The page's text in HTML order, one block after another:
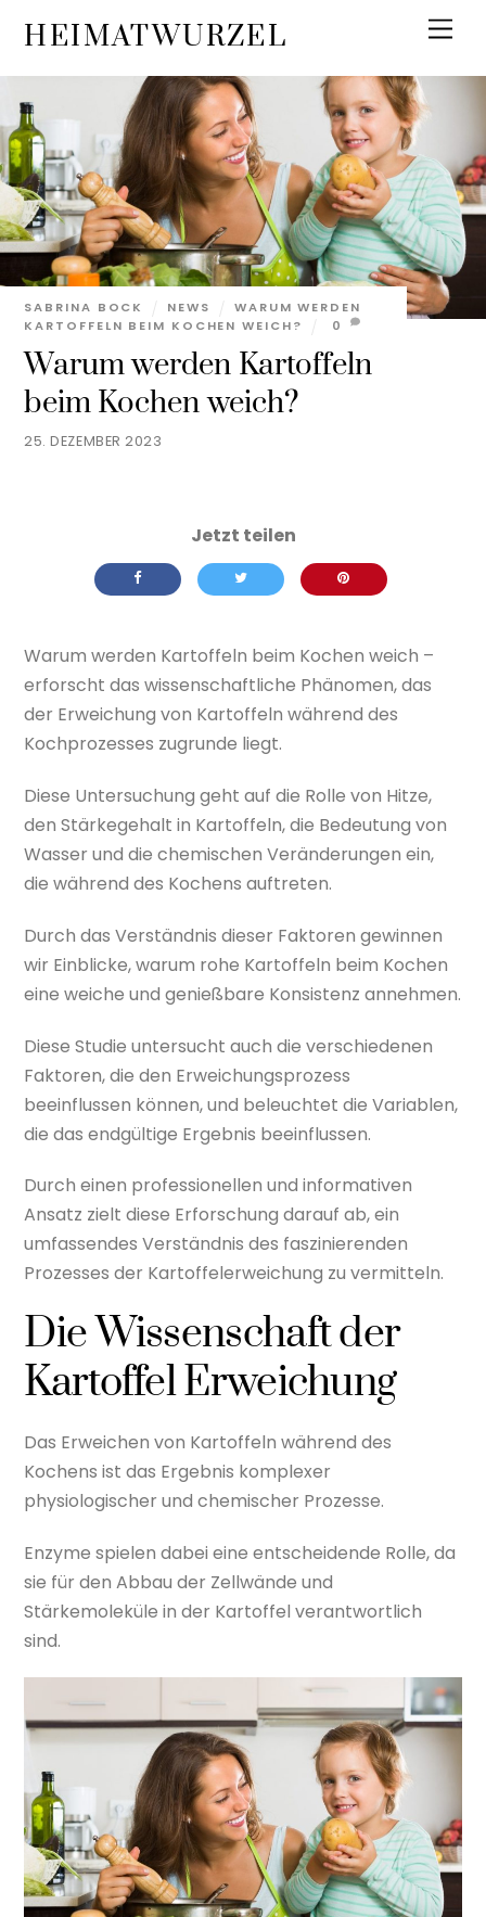
content
HEIMATWURZEL
25. DEZEMBER 2023
Warum werden Kartoffeln
beim Kochen weich?
SABRINA BOCK NEWS
WARUM WERDEN
KARTOFFELN BEIM KOCHEN WEICH?
0
Warum werden Kartoffeln beim Kochen weich –
erforscht das wissenschaftliche Phänomen, das
der Erweichung von Kartoffeln während des
Kochprozesses zugrunde liegt.
Diese Untersuchung geht auf die Rolle von Hitze,
den Stärkegehalt in Kartoffeln, die Bedeutung von
Wasser und die chemischen Veränderungen ein,
die während des Kochens auftreten.
Durch das Verständnis dieser Faktoren gewinnen
wir Einblicke, warum rohe Kartoffeln beim Kochen
eine weiche und genießbare Konsistenz annehmen.
Diese Studie untersucht auch die verschiedenen
Faktoren, die den Erweichungsprozess
beeinflussen können, und beleuchtet die Variablen,
die das endgültige Ergebnis beeinflussen.
Durch einen professionellen und informativen
Ansatz zielt diese Erforschung darauf ab, ein
umfassendes Verständnis des faszinierenden
Prozesses der Kartoffelerweichung zu vermitteln.
Die Wissenschaft der
Kartoffel Erweichung
Das Erweichen von Kartoffeln während des
Kochens ist das Ergebnis komplexer
physiologischer und chemischer Prozesse.
Enzyme spielen dabei eine entscheidende Rolle, da
sie für den Abbau der Zellwände und
Stärkemoleküle in der Kartoffel verantwortlich
sind.